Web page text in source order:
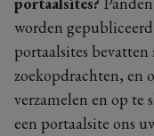
worden
portaalsites
zoekopdrachten, en
verzamelen en op te
een portaalsite ons